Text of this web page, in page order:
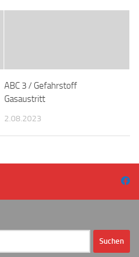
ABC 3 / Gefahrstoff
Gasaustritt
2.08.2023